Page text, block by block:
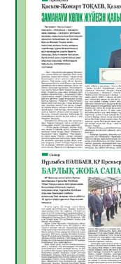
05.08.2026
Қазақстан
қолайлы ел
05.08.2026
Өрт
азаматтың
05.08.2026
Руслан
кеңесшісі
05.08.2026
Цифрландыру
салынатын
талқыланды